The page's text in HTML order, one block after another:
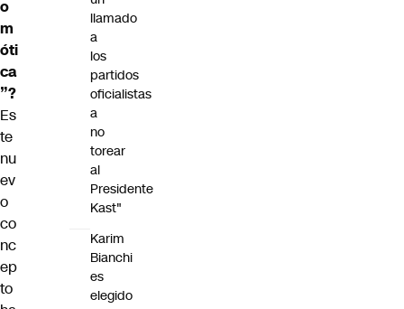
o
m
óti
ca
”?
Es
te
nu
ev
o
co
nc
ep
to
llamado
a
los
partidos
oficialistas
a
no
torear
al
Presidente
Kast"
Karim
Bianchi
es
elegido